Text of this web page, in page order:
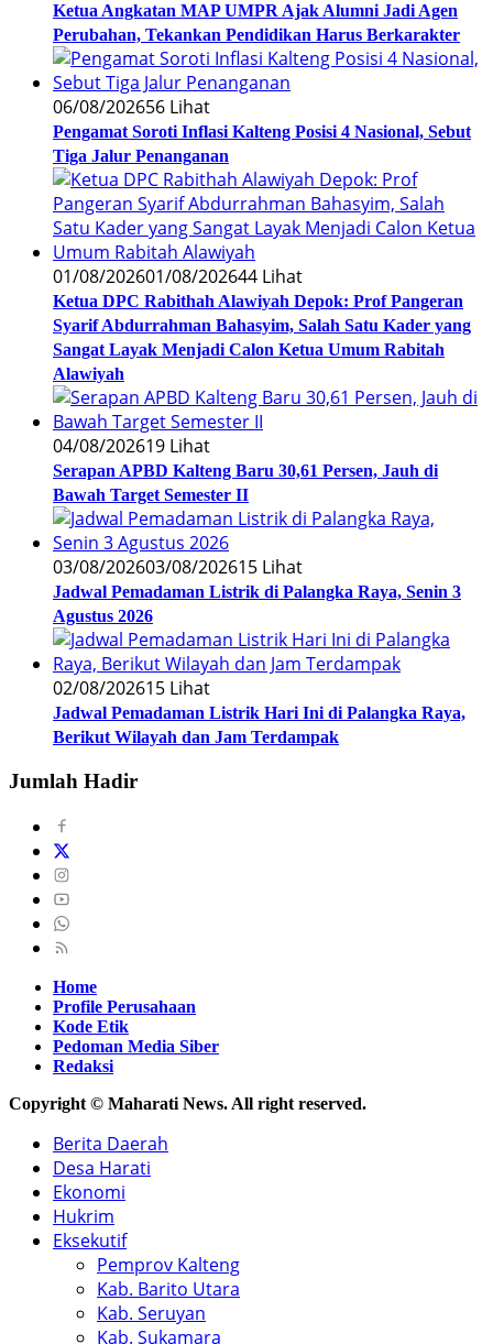
Ketua Angkatan MAP UMPR Ajak Alumni Jadi Agen
Perubahan, Tekankan Pendidikan Harus Berkarakter
06/08/202656 Lihat
Pengamat Soroti Inflasi Kalteng Posisi 4 Nasional, Sebut
Tiga Jalur Penanganan
01/08/202601/08/202644 Lihat
Ketua DPC Rabithah Alawiyah Depok: Prof Pangeran
Syarif Abdurrahman Bahasyim, Salah Satu Kader yang
Sangat Layak Menjadi Calon Ketua Umum Rabitah
Alawiyah
04/08/202619 Lihat
Serapan APBD Kalteng Baru 30,61 Persen, Jauh di
Bawah Target Semester II
03/08/202603/08/202615 Lihat
Jadwal Pemadaman Listrik di Palangka Raya, Senin 3
Agustus 2026
02/08/202615 Lihat
Jadwal Pemadaman Listrik Hari Ini di Palangka Raya,
Berikut Wilayah dan Jam Terdampak
Jumlah Hadir
Home
Profile Perusahaan
Kode Etik
Pedoman Media Siber
Redaksi
Copyright © Maharati News. All right reserved.
Berita Daerah
Desa Harati
Ekonomi
Hukrim
Eksekutif
Pemprov Kalteng
Kab. Barito Utara
Kab. Seruyan
Kab. Sukamara